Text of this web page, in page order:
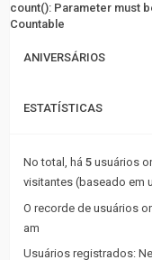
ativos
LINKS
FAQ
do
count(): Parameter must
Countable
ANIVERSÁRIOS
ESTATÍSTICAS
No total, há 5 usuários
visitantes (baseado em
O recorde de usuários
am
Usuários registrados: